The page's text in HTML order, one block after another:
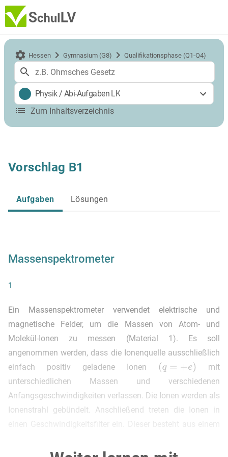
Hessen Gymnasium (G8) Qualifikationsphase (Q1-Q4)
Physik/ Abi-Aufgaben LK
Zum Inhaltsverzeichnis
Vorschlag B1
Aufgaben Lösungen
Massenspektrometer
1
Ein Massenspektrometer verwendet elektrische und
magnetische Felder, um die Massen von Atom- und
Molekül-Ionen zu messen (Material 1). Es soll
angenommen werden, dass die Ionenquelle ausschließlich
einfach positiv geladene Ionen
mit
unterschiedlichen Massen und verschiedenen
Anfangsgeschwindigkeiten verlassen. Die Ionen werden als
Ionenstrahl gebündelt. Anschließend treten die Ionen in
magnetischen Feld, die senkrecht zueinander angeordnet